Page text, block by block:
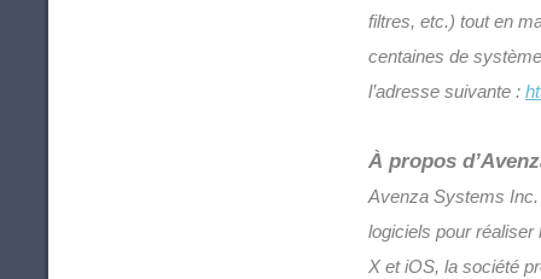
filtres, etc.) tout en
centaines de
l’adresse suivante :
À propos
Avenza Systems
logiciels pour
X et iOS, la société